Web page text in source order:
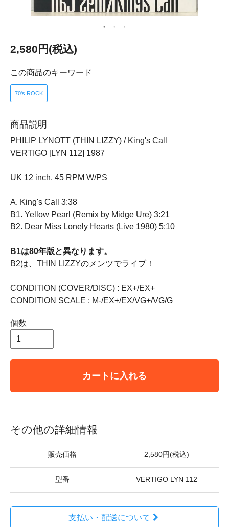
2,580円(税込)
この商品のキーワード
70's ROCK
商品説明
PHILIP LYNOTT (THIN LIZZY) / King's Call
VERTIGO [LYN 112] 1987
UK 12 inch, 45 RPM W/PS
A. King's Call 3:38
B1. Yellow Pearl (Remix by Midge Ure) 3:21
B2. Dear Miss Lonely Hearts (Live 1980) 5:10
B1は80年版と異なります。
B2は、THIN LIZZYのメンツでライブ！
CONDITION (COVER/DISC) : EX+/EX+
CONDITION SCALE : M-/EX+/EX/VG+/VG/G
個数
カートに入れる
その他の詳細情報
販売価格 2,580円(税込)
型番 VERTIGO LYN 112
支払い・配送について